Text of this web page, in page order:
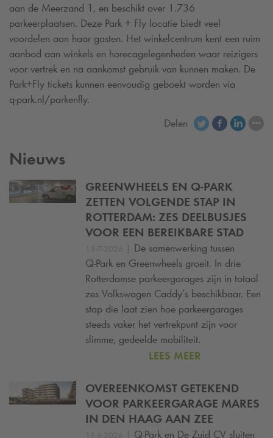
aan de Meerzand 1, en beschikt over 1.736
parkeerplaatsen. Deze Park + Fly locatie biedt veel
voordelen aan haar gasten. Het winkelcentrum kent een ruim
aanbod aan winkels en horecagelegenheden waar reizigers
voor vertrek en na aankomst gebruik van kunnen maken. De
Park+Fly tickets kunnen eenvoudig geboekt worden via
q-park.nl/parkenfly.
Delen
Nieuws
GREENWHEELS EN Q-PARK
ZETTEN VOLGENDE STAP IN
ROTTERDAM: ZES DEELBUSJES
VOOR EEN BEREIKBARE STAD
13-7-2026 | De samenwerking tussen
Q-Park en Greenwheels groeit. In drie
Rotterdamse parkeergarages zijn in totaal
zes Volkswagen Caddy’s beschikbaar. Een
stap die laat zien hoe parkeergarages
steeds vaker het vertrekpunt zijn voor
slimme, gedeelde mobiliteit.
LEES MEER
OVEREENKOMST GETEKEND
VOOR PARKEERGARAGE MARES
IN DEN HAAG AAN ZEE
15-6-2026 | Q-Park en De Zuid CV sluiten